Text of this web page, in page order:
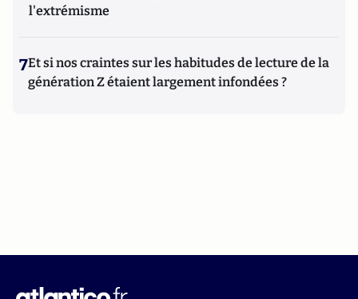
l'extrémisme
7Et si nos craintes sur les habitudes de lecture de la
génération Z étaient largement infondées ?